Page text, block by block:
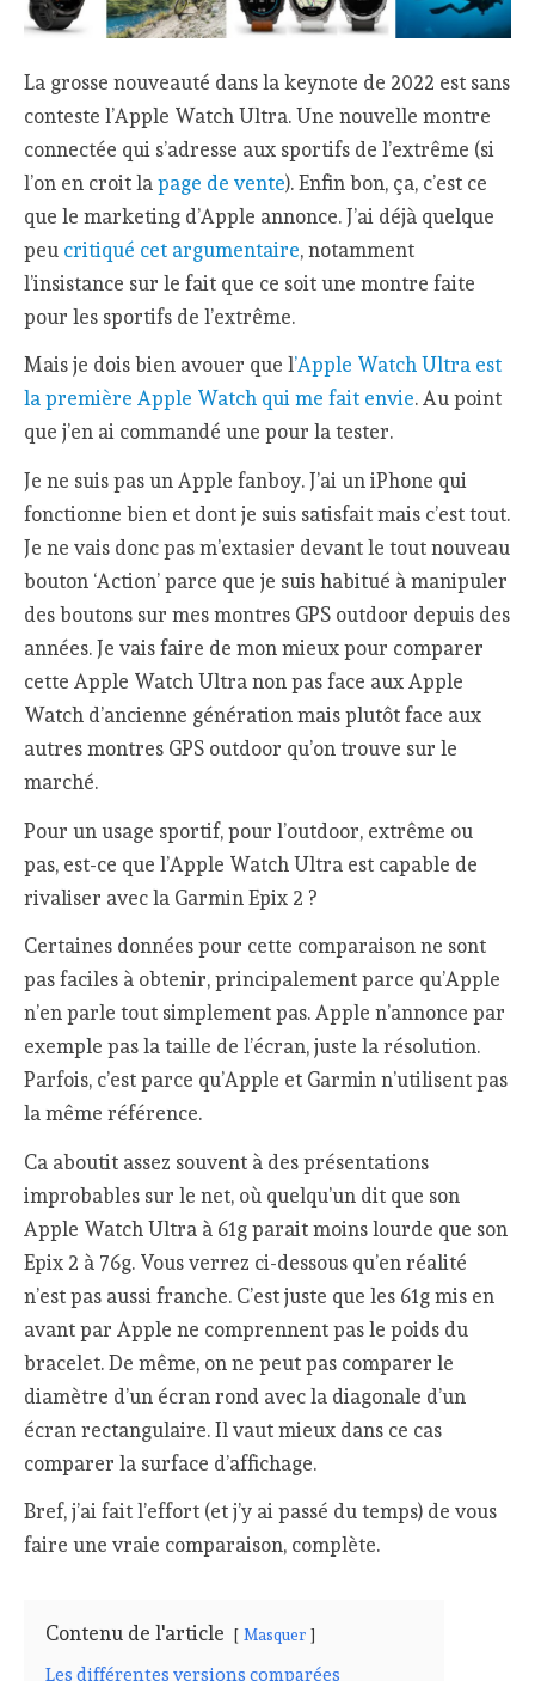
La grosse nouveauté dans la keynote de 2022 est sans
conteste l’Apple Watch Ultra. Une nouvelle montre
connectée qui s’adresse aux sportifs de l’extrême (si
l’on en croit lapage de vente). Enfin bon, ça, c’est ce
que le marketing d’Apple annonce. J’ai déjà quelque
peu critiqué cet argumentaire, notamment
l’insistance sur le fait que ce soit une montre faite
pour les sportifs de l’extrême.
Mais je dois bien avouer que l’Apple Watch Ultra est
la première Apple Watch qui me fait envie. Au point
que j’en ai commandé une pour la tester.
Je ne suis pas un Apple fanboy. J’ai un iPhone qui
fonctionne bien et dont je suis satisfait mais c’est tout.
Je ne vais donc pas m’extasier devant le tout nouveau
bouton ‘Action’ parce que je suis habitué à manipuler
des boutons sur mes montres GPS outdoor depuis des
années. Je vais faire de mon mieux pour comparer
cette Apple Watch Ultra non pas face aux Apple
Watch d’ancienne génération mais plutôt face aux
autres montres GPS outdoor qu’on trouve sur le
marché.
Pour un usage sportif, pour l’outdoor, extrême ou
pas, est-ce que l’Apple Watch Ultra est capable de
rivaliser avec la Garmin Epix 2 ?
Certaines données pour cette comparaison ne sont
pas faciles à obtenir, principalement parce qu’Apple
n’en parle tout simplement pas. Apple n’annonce par
exemple pas la taille de l’écran, juste la résolution.
Parfois, c’est parce qu’Apple et Garmin n’utilisent pas
la même référence.
Ca aboutit assez souvent à des présentations
improbables sur le net, où quelqu’un dit que son
Apple Watch Ultra à 61g parait moins lourde que son
Epix 2 à 76g. Vous verrez ci-dessous qu’en réalité
n’est pas aussi franche. C’est juste que les 61g mis en
avant par Apple ne comprennent pas le poids du
bracelet. De même, on ne peut pas comparer le
diamètre d’un écran rond avec la diagonale d’un
écran rectangulaire. Il vaut mieux dans ce cas
comparer la surface d’affichage.
Bref, j’ai fait l’effort (et j’y ai passé du temps) de vous
faire une vraie comparaison, complète.
Contenu de l'article Masquer
Les différentes versions comparées